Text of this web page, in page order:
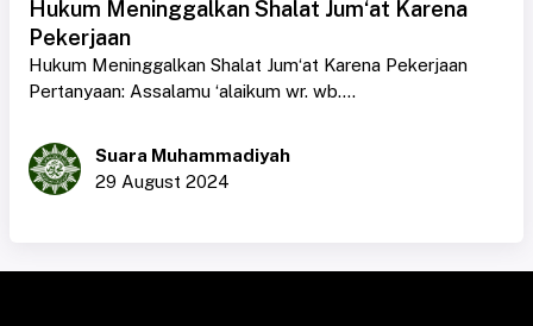
Hukum Meninggalkan Shalat Jum‘at Karena
Pekerjaan
Hukum Meninggalkan Shalat Jum‘at Karena Pekerjaan
Pertanyaan: Assalamu ‘alaikum wr. wb....
Suara Muhammadiyah
29 August 2024